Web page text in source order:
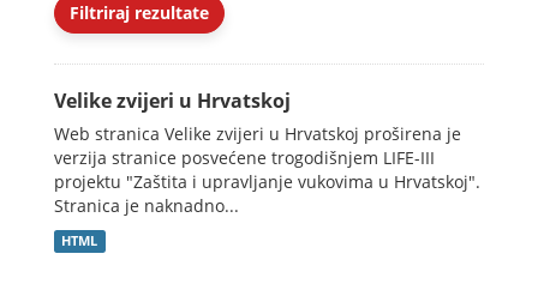
Filtriraj rezultate
Velike zvijeri u Hrvatskoj
Web stranica Velike zvijeri u Hrvatskoj proširena je
verzija stranice posvećene trogodišnjem LIFE-III
projektu "Zaštita i upravljanje vukovima u Hrvatskoj".
Stranica je naknadno...
HTML